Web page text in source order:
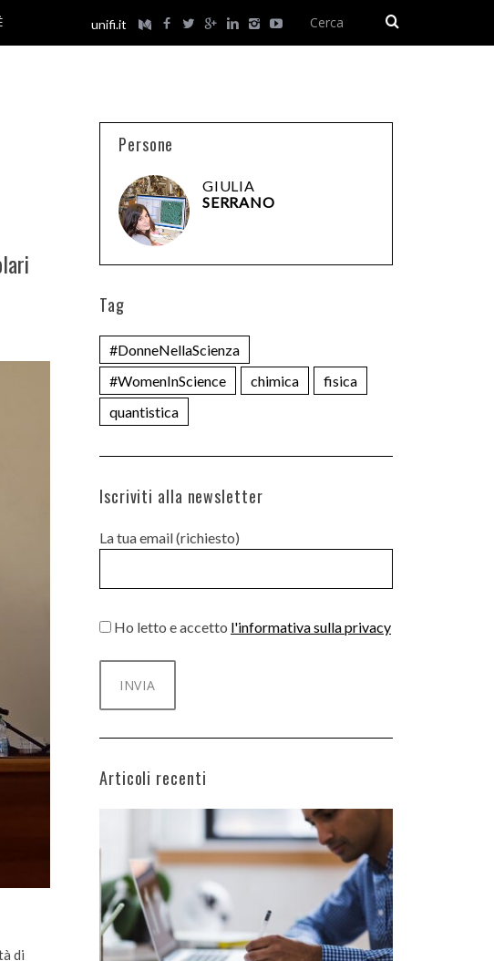
unifi.it
di
Persone
GIULIA
SERRANO
Tag
#DonneNellaScienza
#WomenInScience
chimica
fisica
quantistica
Iscriviti alla newsletter
La tua email (richiesto)
Ho letto e accetto l'informativa sulla privacy
Articoli recenti